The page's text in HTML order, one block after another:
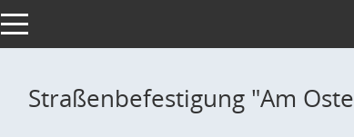
Toggle navigation
Straßenbefestigung "Am